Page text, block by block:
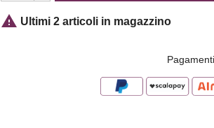
 Ultimi 2 articoli in magazzino